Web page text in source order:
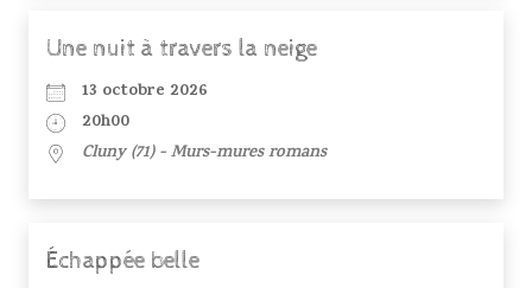
Une nuit à travers la neige
13 octobre 2026
20h00
Cluny (71) - Murs-mures romans
Échappée belle